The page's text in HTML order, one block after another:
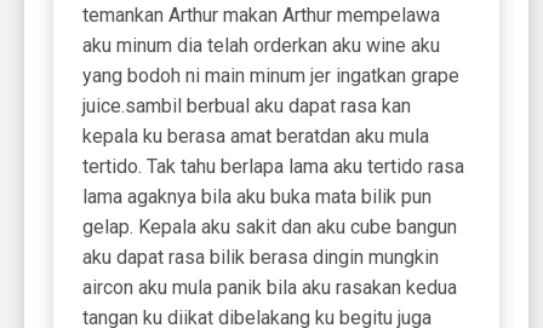
temankan Arthur makan Arthur mempelawa
aku minum dia telah orderkan aku wine aku
yang bodoh ni main minum jer ingatkan grape
juice.sambil berbual aku dapat rasa kan
kepala ku berasa amat beratdan aku mula
tertido. Tak tahu berlapa lama aku tertido rasa
lama agaknya bila aku buka mata bilik pun
gelap. Kepala aku sakit dan aku cube bangun
aku dapat rasa bilik berasa dingin mungkin
aircon aku mula panik bila aku rasakan kedua
tangan ku diikat dibelakang ku begitu juga